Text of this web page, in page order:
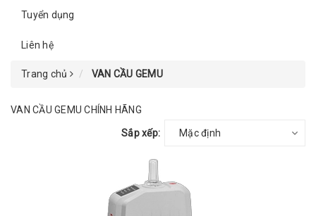
Tuyển dụng
Liên hệ
Trang chủ VAN CẦU GEMU
VAN CẦU GEMU CHÍNH HÃNG
Sắp xếp: Mặc định